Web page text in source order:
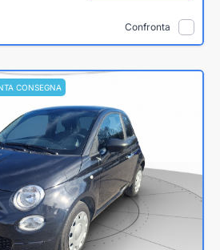
Confronta
CONSEGNA